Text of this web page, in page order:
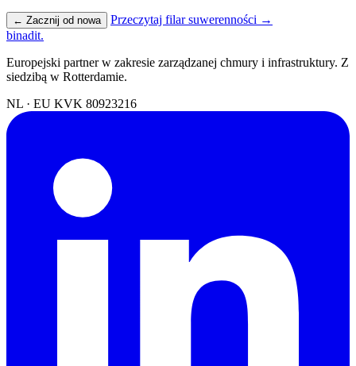
← Zacznij od nowa
Przeczytaj filar suwerenności →
binadit.
Europejski partner w zakresie zarządzanej chmury i infrastruktury. Z
siedzibą w Rotterdamie.
NL · EU KVK 80923216